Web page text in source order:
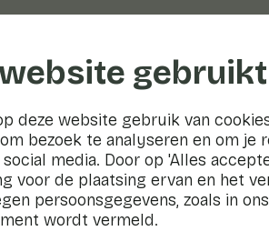
deze website gebruik van
bezoek te analyseren en om je
media. Door op 'Alles
voor de plaatsing ervan en het
persoonsgegevens, zoals in
wordt vermeld.
Groenten en fruit